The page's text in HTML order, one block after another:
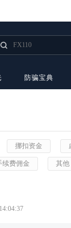
防骗宝典
挪扣资金
续费佣金 其他